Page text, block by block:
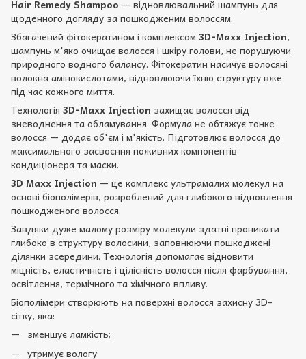
Hair Remedy Shampoo — відновлювальний шампунь для
щоденного догляду за пошкодженим волоссям.
Збагачений фітокератином і комплексом3D-Maxx Injection,
шампунь м'яко очищає волосся і шкіру голови, не порушуючи
природного водного балансу. Фітокератин насичує волосяні
волокна амінокислотами, відновлюючи їхню структуру вже
під час кожного миття.
Технологія 3D-Maxx Injection захищає волосся від
зневоднення та обламування. Формула не обтяжує тонке
волосся — додає об'єм і м'якість. Підготовлює волосся до
максимального засвоєння поживних компонентів
кондиціонера та маски.
3D Maxx Injection — це комплекс ультрамалих молекул на
основі біополімерів, розроблений для глибокого відновлення
пошкодженого волосся.
Завдяки дуже малому розміру молекули здатні проникати
глибоко в структуру волосини, заповнюючи пошкоджені
ділянки зсередини. Технологія допомагає відновити
міцність, еластичність і цілісність волосся після фарбування,
освітлення, термічного та хімічного впливу.
Біополімери створюють на поверхні волосся захисну 3D-
сітку, яка:
зменшує ламкість;
утримує вологу;